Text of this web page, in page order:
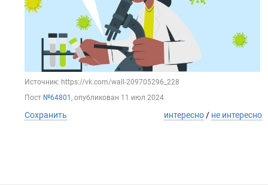
Источник: https://vk.com/wall-209705296_228
Пост №64801 , опубликован 11 июл 2024
Сохранить интересно / не интересно